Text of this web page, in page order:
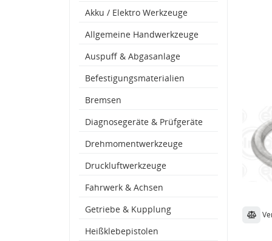
Akku / Elektro Werkzeuge
Allgemeine Handwerkzeuge
Auspuff & Abgasanlage
Befestigungsmaterialien
Bremsen
Diagnosegeräte & Prüfgeräte
Drehmomentwerkzeuge
Druckluftwerkzeuge
Fahrwerk & Achsen
Getriebe & Kupplung
Heißklebepistolen